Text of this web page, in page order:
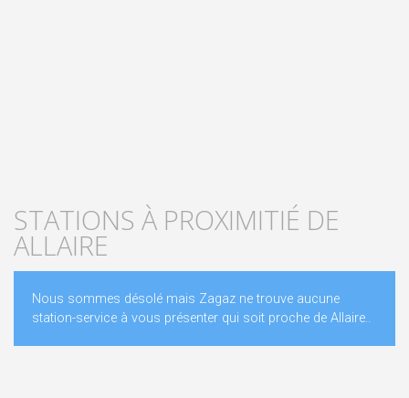
STATIONS À PROXIMITIÉ DE
ALLAIRE
Nous sommes désolé mais Zagaz ne trouve aucune
station-service à vous présenter qui soit proche de Allaire..